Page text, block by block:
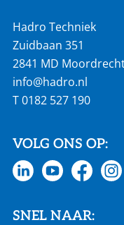
Hadro Techniek
Zuidbaan 351
2841 MD
info@hadro.nl
T0182 527 190
VOLG ONS OP:
SNEL NAAR: